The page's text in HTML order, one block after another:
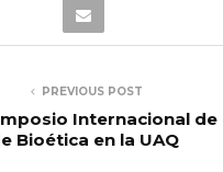
PREVIOUS POST
Internacional
Bioética en la UAQ